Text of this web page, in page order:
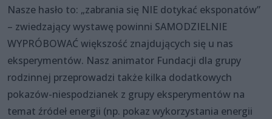
Nasze hasło to: „zabrania się NIE dotykać eksponatów”
– zwiedzający wystawę powinni SAMODZIELNIE
WYPRÓBOWAĆ większość znajdujących się u nas
eksperymentów. Nasz animator Fundacji dla grupy
rodzinnej przeprowadzi także kilka dodatkowych
pokazów-niespodzianek z grupy eksperymentów na
temat źródeł energii (np. pokaz wykorzystania energii